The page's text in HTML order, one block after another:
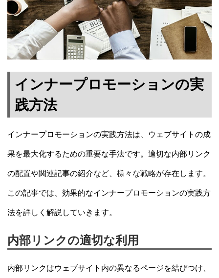
インナープロモーションの実
践方法
インナープロモーションの実践方法は、ウェブサイトの成
果を最大化するための重要な手法です。適切な内部リンク
の配置や関連記事の紹介など、様々な戦略が存在します。
この記事では、効果的なインナープロモーションの実践方
法を詳しく解説していきます。
内部リンクの適切な利用
内部リンクはウェブサイト内の異なるページを結びつけ、